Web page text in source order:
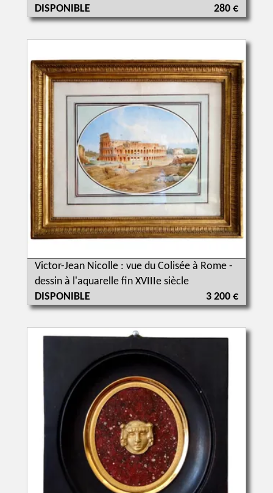
DISPONIBLE
280 €
Victor-Jean Nicolle : vue du Colisée à Rome -
dessin à l'aquarelle fin XVIIIe siècle
DISPONIBLE
3 200 €